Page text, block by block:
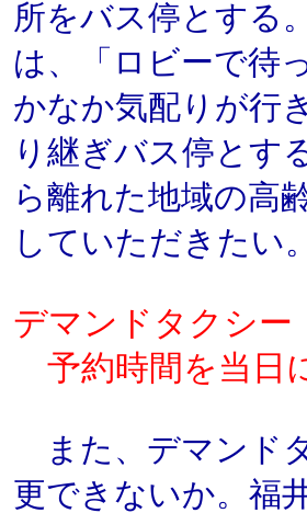
所をバス停とする
は、「ロビーで待
かなか気配りが行
り継ぎバス停とす
ら離れた地域の高
していただきたい。
デマンドタクシー
予約時間を当日
また、デマンド
更できないか。福